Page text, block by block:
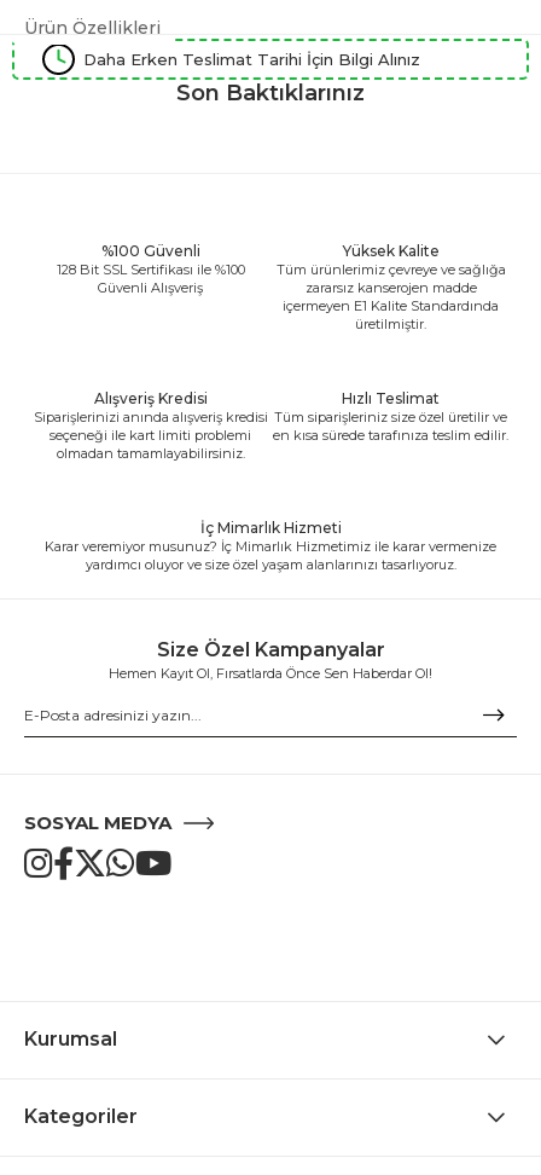
Ürün Özellikleri
Daha Erken Teslimat Tarihi İçin Bilgi Alınız
Son Baktıklarınız
%100 Güvenli
128 Bit SSL Sertifikası ile %100
Güvenli Alışveriş
Yüksek Kalite
Tüm ürünlerimiz çevreye ve sağlığa
zararsız kanserojen madde
içermeyen E1 Kalite Standardında
üretilmiştir.
Alışveriş Kredisi
Siparişlerinizi anında alışveriş kredisi
seçeneği ile kart limiti problemi
olmadan tamamlayabilirsiniz.
Hızlı Teslimat
Tüm siparişleriniz size özel üretilir ve
en kısa sürede tarafınıza teslim edilir.
İç Mimarlık Hizmeti
Karar veremiyor musunuz? İç Mimarlık Hizmetimiz ile karar vermenize
yardımcı oluyor ve size özel yaşam alanlarınızı tasarlıyoruz.
Size Özel Kampanyalar
Hemen Kayıt Ol, Fırsatlarda Önce Sen Haberdar Ol!
SOSYAL MEDYA
Kurumsal
Kategoriler